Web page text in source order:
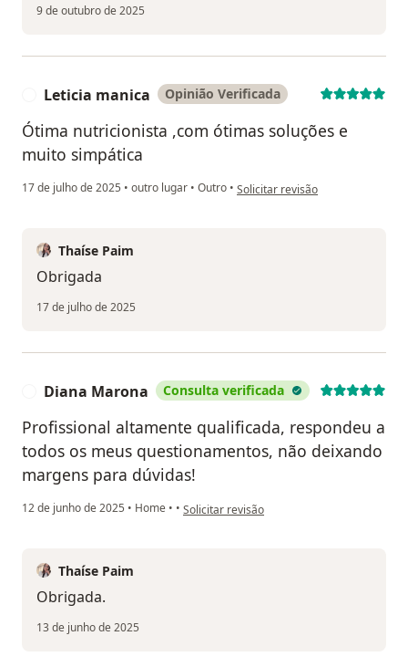
9 de outubro de 2025
Leticia manica Opinião Verificada
Ótima nutricionista ,com ótimas soluções e
muito simpática
17 de julho de 2025 • outro lugar • Outro • na opinião do utilizador Leticia
Solicitar revisão
Thaíse Paim
Obrigada
17 de julho de 2025
Diana Marona Consulta verificada
Profissional altamente qualificada, respondeu a
todos os meus questionamentos, não deixando
margens para dúvidas!
12 de junho de 2025 • Home • • na opinião do utilizador Diana Marona
Solicitar revisão
Thaíse Paim
Obrigada.
13 de junho de 2025